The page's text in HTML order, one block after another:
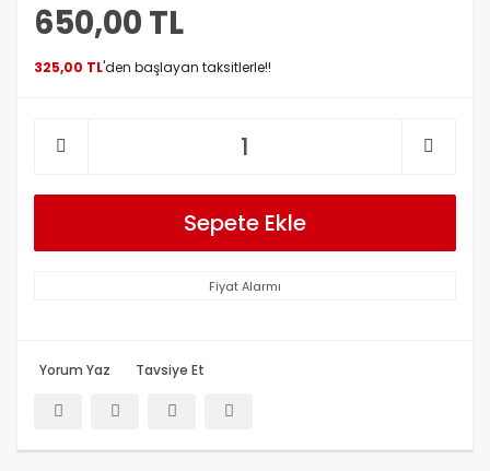
650,00 TL
325,00 TL'den başlayan taksitlerle!!
Sepete Ekle
Fiyat Alarmı
Yorum Yaz Tavsiye Et